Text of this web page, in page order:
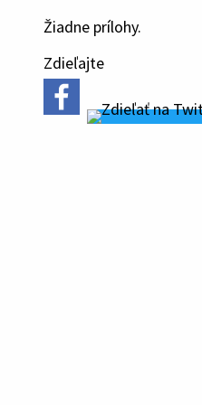
Žiadne prílohy.
Zdieľajte